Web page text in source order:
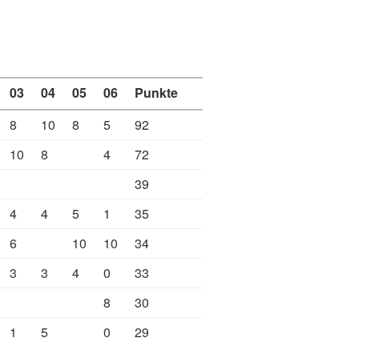
03 04 05 06
Punkte
8 10 8 5
92
10 8 4
72
39
4 4 5 1
35
6 10 10
34
3 3 4 0
33
8
30
1 5 0
29